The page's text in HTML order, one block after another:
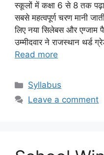
स्कूलों में कक्षा 6 से 8 तक
सबसे महत्वपूर्ण चरण मानी
लिए नया सिलेबस और एग्जाम
उम्मीदवार ने राजस्थान
Read more
Categories
Syllabus
Leave a comment